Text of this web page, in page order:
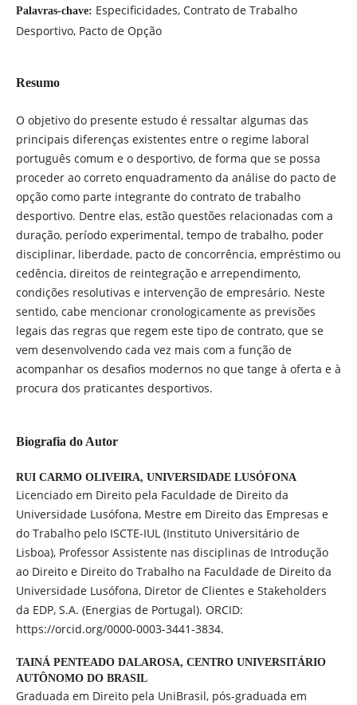
Palavras-chave: Especificidades, Contrato de Trabalho
Desportivo, Pacto de Opção
Resumo
O objetivo do presente estudo é ressaltar algumas das
principais diferenças existentes entre o regime laboral
português comum e o desportivo, de forma que se possa
proceder ao correto enquadramento da análise do pacto de
opção como parte integrante do contrato de trabalho
desportivo. Dentre elas, estão questões relacionadas com a
duração, período experimental, tempo de trabalho, poder
disciplinar, liberdade, pacto de concorrência, empréstimo ou
cedência, direitos de reintegração e arrependimento,
condições resolutivas e intervenção de empresário. Neste
sentido, cabe mencionar cronologicamente as previsões
legais das regras que regem este tipo de contrato, que se
vem desenvolvendo cada vez mais com a função de
acompanhar os desafios modernos no que tange à oferta e à
procura dos praticantes desportivos.
Biografia do Autor
RUI CARMO OLIVEIRA, UNIVERSIDADE LUSÓFONA
Licenciado em Direito pela Faculdade de Direito da
Universidade Lusófona, Mestre em Direito das Empresas e
do Trabalho pelo ISCTE-IUL (Instituto Universitário de
Lisboa), Professor Assistente nas disciplinas de Introdução
ao Direito e Direito do Trabalho na Faculdade de Direito da
Universidade Lusófona, Diretor de Clientes e Stakeholders
da EDP, S.A. (Energias de Portugal). ORCID:
https://orcid.org/0000-0003-3441-3834.
TAINÁ PENTEADO DALAROSA, CENTRO UNIVERSITÁRIO
AUTÔNOMO DO BRASIL
Graduada em Direito pela UniBrasil, pós-graduada em